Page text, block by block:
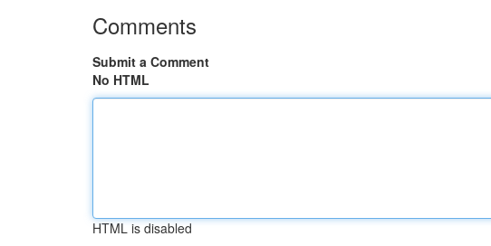
Comments
Submit a Comment
No HTML
HTML is disabled